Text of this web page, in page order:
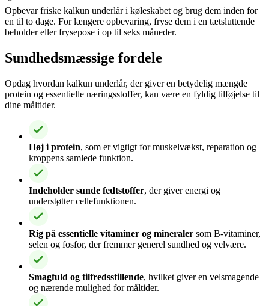
Opbevar friske kalkun underlår i køleskabet og brug dem inden for
en til to dage. For længere opbevaring, fryse dem i en tætsluttende
beholder eller frysepose i op til seks måneder.
Sundhedsmæssige fordele
Opdag hvordan kalkun underlår, der giver en betydelig mængde
protein og essentielle næringsstoffer, kan være en fyldig tilføjelse til
dine måltider.
Høj i protein, som er vigtigt for muskelvækst, reparation og
kroppens samlede funktion.
Indeholder sunde fedtstoffer, der giver energi og
understøtter cellefunktionen.
Rig på essentielle vitaminer og mineraler som B-vitaminer,
selen og fosfor, der fremmer generel sundhed og velvære.
Smagfuld og tilfredsstillende, hvilket giver en velsmagende
og nærende mulighed for måltider.